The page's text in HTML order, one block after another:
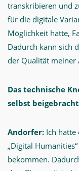
transkribieren und
für die digitale
Möglichkeit hatte,
Dadurch kann sich
der Qualität meiner
Das technische
selbst
Andorfer: Ich hatte
„Digital
bekommen.